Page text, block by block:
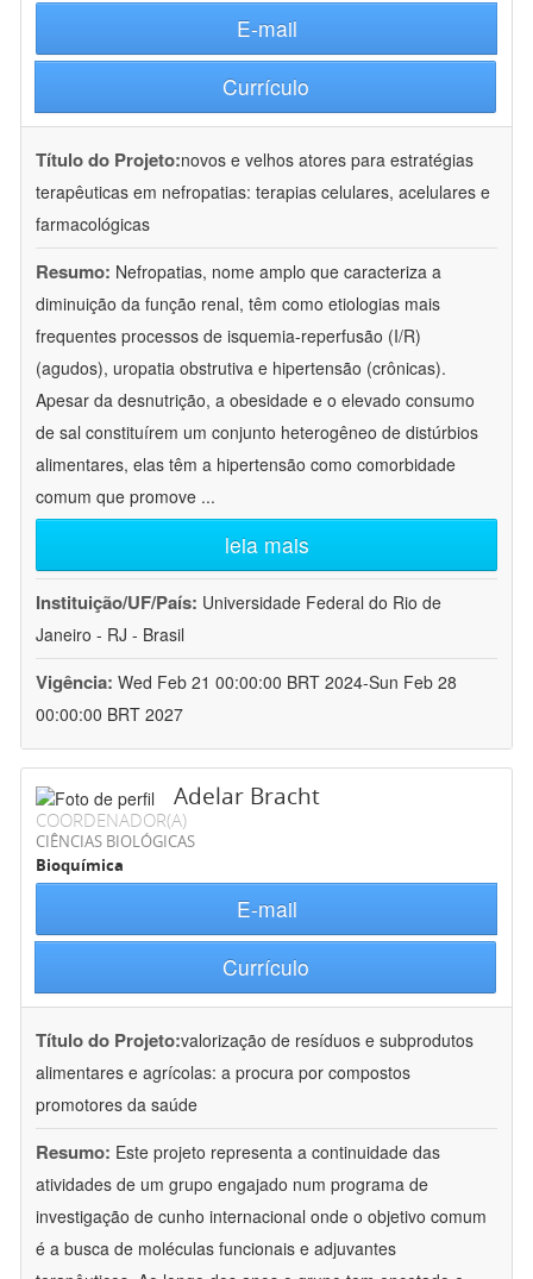
E-mail
Currículo
Título do Projeto:novos e velhos atores para estratégias
terapêuticas em nefropatias: terapias celulares, acelulares e
farmacológicas
Resumo: Nefropatias, nome amplo que caracteriza a
diminuição da função renal, têm como etiologias mais
frequentes processos de isquemia-reperfusão (I/R)
(agudos), uropatia obstrutiva e hipertensão (crônicas).
Apesar da desnutrição, a obesidade e o elevado consumo
de sal constituírem um conjunto heterogêneo de distúrbios
alimentares, elas têm a hipertensão como comorbidade
comum que promove ...
leia mais
Instituição/UF/País: Universidade Federal do Rio de
Janeiro - RJ - Brasil
Vigência: Wed Feb 21 00:00:00 BRT 2024-Sun Feb 28
00:00:00 BRT 2027
Adelar Bracht
COORDENADOR(A)
CIÊNCIAS BIOLÓGICAS
Bioquímica
E-mail
Currículo
Título do Projeto:valorização de resíduos e subprodutos
alimentares e agrícolas: a procura por compostos
promotores da saúde
Resumo: Este projeto representa a continuidade das
atividades de um grupo engajado num programa de
investigação de cunho internacional onde o objetivo comum
é a busca de moléculas funcionais e adjuvantes